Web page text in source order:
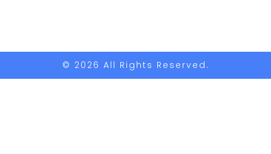
© 2026 All Rights Reserved.